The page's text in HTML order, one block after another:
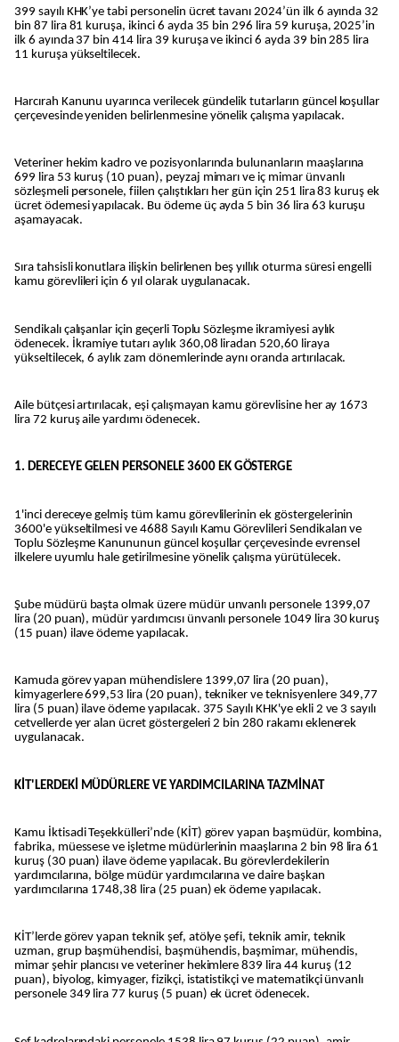
399 sayılı KHK’ye tabi personelin ücret tavanı 2024’ün ilk 6 ayında 32
bin 87 lira 81 kuruşa, ikinci 6 ayda 35 bin 296 lira 59 kuruşa, 2025’in
ilk 6 ayında 37 bin 414 lira 39 kuruşa ve ikinci 6 ayda 39 bin 285 lira
11 kuruşa yükseltilecek.
Harcırah Kanunu uyarınca verilecek gündelik tutarların güncel koşullar
çerçevesinde yeniden belirlenmesine yönelik çalışma yapılacak.
Veteriner hekim kadro ve pozisyonlarında bulunanların maaşlarına
699 lira 53 kuruş (10 puan), peyzaj mimarı ve iç mimar ünvanlı
sözleşmeli personele, fiilen çalıştıkları her gün için 251 lira 83 kuruş ek
ücret ödemesi yapılacak. Bu ödeme üç ayda 5 bin 36 lira 63 kuruşu
aşamayacak.
Sıra tahsisli konutlara ilişkin belirlenen beş yıllık oturma süresi engelli
kamu görevlileri için 6 yıl olarak uygulanacak.
Sendikalı çalışanlar için geçerli Toplu Sözleşme ikramiyesi aylık
ödenecek. İkramiye tutarı aylık 360,08 liradan 520,60 liraya
yükseltilecek, 6 aylık zam dönemlerinde aynı oranda artırılacak.
Aile bütçesi artırılacak, eşi çalışmayan kamu görevlisine her ay 1673
lira 72 kuruş aile yardımı ödenecek.
1. DERECEYE GELEN PERSONELE 3600 EK GÖSTERGE
1'inci dereceye gelmiş tüm kamu görevlilerinin ek göstergelerinin
3600'e yükseltilmesi ve 4688 Sayılı Kamu Görevlileri Sendikaları ve
Toplu Sözleşme Kanununun güncel koşullar çerçevesinde evrensel
ilkelere uyumlu hale getirilmesine yönelik çalışma yürütülecek.
Şube müdürü başta olmak üzere müdür unvanlı personele 1399,07
lira (20 puan), müdür yardımcısı ünvanlı personele 1049 lira 30 kuruş
(15 puan) ilave ödeme yapılacak.
Kamuda görev yapan mühendislere 1399,07 lira (20 puan),
kimyagerlere 699,53 lira (20 puan), tekniker ve teknisyenlere 349,77
lira (5 puan) ilave ödeme yapılacak. 375 Sayılı KHK'ye ekli 2 ve 3 sayılı
cetvellerde yer alan ücret göstergeleri 2 bin 280 rakamı eklenerek
uygulanacak.
KİT'LERDEKİ MÜDÜRLERE VE YARDIMCILARINA TAZMİNAT
Kamu İktisadi Teşekkülleri’nde (KİT) görev yapan başmüdür, kombina,
fabrika, müessese ve işletme müdürlerinin maaşlarına 2 bin 98 lira 61
kuruş (30 puan) ilave ödeme yapılacak. Bu görevlerdekilerin
yardımcılarına, bölge müdür yardımcılarına ve daire başkan
yardımcılarına 1748,38 lira (25 puan) ek ödeme yapılacak.
KİT’lerde görev yapan teknik şef, atölye şefi, teknik amir, teknik
uzman, grup başmühendisi, başmühendis, başmimar, mühendis,
mimar şehir plancısı ve veteriner hekimlere 839 lira 44 kuruş (12
puan), biyolog, kimyager, fizikçi, istatistikçi ve matematikçi ünvanlı
personele 349 lira 77 kuruş (5 puan) ek ücret ödenecek.